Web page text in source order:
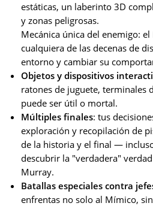
estáticas, un laberinto 3D
y zonas peligrosas.
Mecánica única del enemigo:
cualquiera de las decenas de
entorno y cambiar su
Objetos y dispositivos
ratones de juguete, terminales
puede ser útil o mortal.
Múltiples finales: tus
exploración y recopilación de
de la historia y el final —
descubrir la "verdadera"
Murray.
Batallas especiales contra
enfrentas no solo al Mímico,